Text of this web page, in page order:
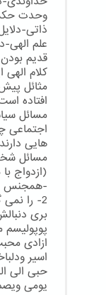
وحدت
ذاتی-
علم الهی-
قدیم
کلام الهی
مثائل
افتاده
مسائل
اجتماعی
هایی
مسائل
(ازدواج
-همجنس
2- را
بری
پوپولیسم
ازادی
اسیر
حبی الی
یومی